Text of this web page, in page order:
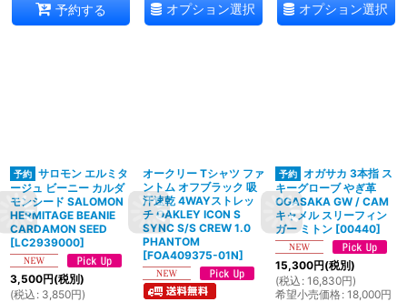
予約する オプション選択 オプション選択
サロモン エルミタ
ージュ ビーニー カルダ
モンシード SALOMON
HERMITAGE BEANIE
CARDAMON SEED
[LC2939000]
3,500円(税別)
(税込 : 3,850円)
オークリー Tシャツ ファ
ントム オフブラック 吸
汗速乾 4WAYストレッ
チ OAKLEY ICON S
SYNC S/S CREW 1.0
PHANTOM
[FOA409375-01N]
オガサカ 3本指 ス
キーグローブ やぎ革
OGASAKA GW / CAM
キャメル スリーフィン
ガー ミトン [00440]
15,300円(税別)
(税込 : 16,830円)
希望小売価格: 18,000円